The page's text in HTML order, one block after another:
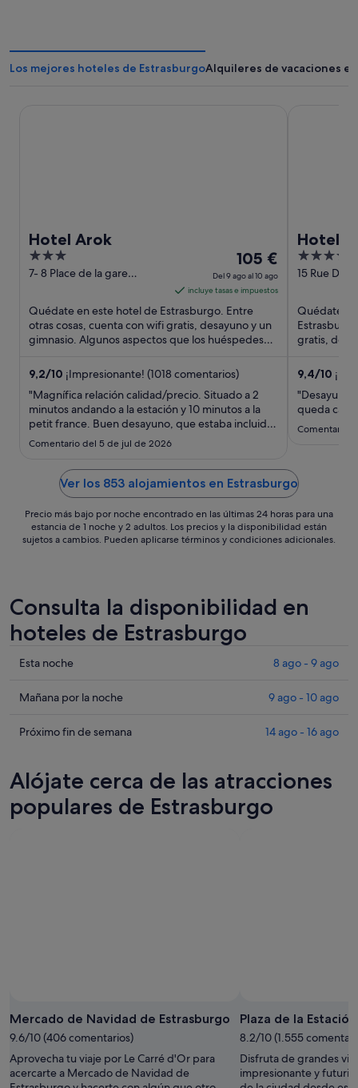
Los mejores hoteles de EstrasburgoAlquileres de vacaciones
Hotel Arok
3
out
5
7- 8 Place de la gare
El
precio
es
de
105 €
por
del
9
ago
al
105 €
Del 9 ago al 10 ago
incluye tasas e impuestos
Quédate en este hotel de Estrasburgo. Entre
otras cosas, cuenta con wifi gratis, desayuno y un
gimnasio. Algunos aspectos que los huéspedes
9,2/10 ¡Impresionante! (1018 comentarios)
"Magnífica relación calidad/precio. Situado a 2
minutos andando a la estación y 10 minutos a la
petit france. Buen desayuno, que estaba incluido
en el precio. Café, aguas, infusiones, chuches y
croissants gratis 24 horas. Colchón muy cómodo y
ducha totalmente nueva."
Comentario del 5 de jul de 2026
Hotel
4
out
5
15 Rue Du
Quédate
gratis,
9,4/10
"Desayuno
queda
Comentario
Ver los 853 alojamientos en Estrasburgo
Precio más bajo por noche encontrado en las últimas 24 horas para una
estancia de 1 noche y 2 adultos. Los precios y la disponibilidad están
sujetos a cambios. Pueden aplicarse términos y condiciones adicionales.
Consulta la disponibilidad en
hoteles de Estrasburgo
Comprueba
precios
Estrasburgo
noche,
ago
Esta noche 8 ago - 9 ago
Comprueba
precios
para
mañana
por
Mañana por la noche 9 ago - 10 ago
Comprueba
en
Estrasburgo
para
Próximo fin de semana 14 ago - 16 ago
Alójate cerca de las atracciones
populares de Estrasburgo
Mercado de Navidad de Estrasburgo
9.6/10 (406 comentarios)
Aprovecha tu viaje por Le Carré d'Or para
acercarte a Mercado de Navidad de
Plaza de la
8.2/10 (1.555
Disfruta de grandes
impresionante y